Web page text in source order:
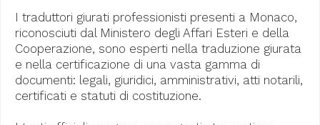
I traduttori giurati professionisti presenti a Monaco,
riconosciuti dal Ministero degli Affari Esteri e della
Cooperazione, sono esperti nella traduzione giurata
e nella certificazione di una vasta gamma di
documenti: legali, giuridici, amministrativi, atti notarili,
certificati e statuti di costituzione.